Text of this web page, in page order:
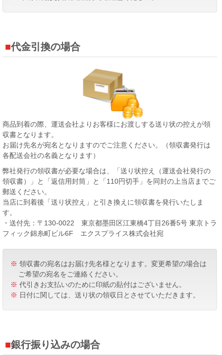
代金引換の場合
商品到着の際、運送会社よりお客様にお渡しする送り状の控えが領
収書となります。
お届け先名が宛名となりますのでご注意ください。（領収書発行は
各配送会社の名義となります）
弊社発行の領収書が必要な場合は、「送り状控え（運送会社発行の
領収書）」と「返信用封筒」と「110円切手」を同封の上当店までご
郵送ください。
当店に到着後「送り状控え」と引き換えに領収書を発行いたしま
す。
・送付先：〒130-0022 東京都墨田区江東橋4丁目26番5号 東京トラ
フィック錦糸町ビル6F エクスプライス株式会社宛
※ 領収書の宛名はお届け先名様となります。変更希望の場合は
ご希望の宛名をご連絡ください。
※ 代引きお支払いのために印紙の貼付はございません。
※ 日付に関しては、送り状の領収日とさせていただきます。
銀行振り込みの場合